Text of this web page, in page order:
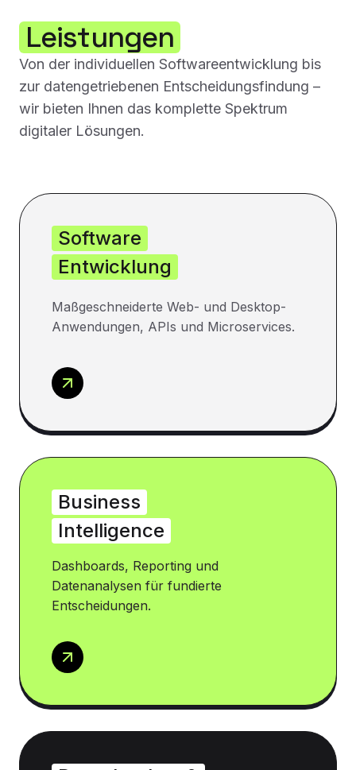
Leistungen
Von der individuellen Softwareentwicklung bis
zur datengetriebenen Entscheidungsfindung –
wir bieten Ihnen das komplette Spektrum
digitaler Lösungen.
Software
Entwicklung
Maßgeschneiderte Web- und Desktop-
Anwendungen, APIs und Microservices.
Business
Intelligence
Dashboards, Reporting und
Datenanalysen für fundierte
Entscheidungen.